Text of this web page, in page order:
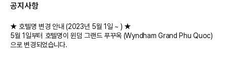
공지사항
★ 호텔명 변경 안내 (2023년 5월 1일 ~ ) ★
5월 1일부터 호텔명이 윈덤 그랜드 푸꾸옥 (Wyndham Grand Phu Quoc)
으로 변경되었습니다.